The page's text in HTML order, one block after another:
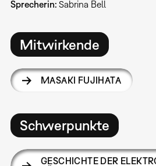
Sprecherin: Sabrina Bell
Mitwirkende
MASAKI FUJIHATA
Schwerpunkte
GESCHICHTE DER